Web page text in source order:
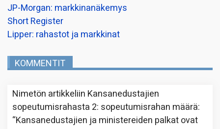
JP-Morgan: markkinanäkemys
Short Register
Lipper: rahastot ja markkinat
KOMMENTIT
Nimetön artikkeliin Kansanedustajien
sopeutumisrahasta 2: sopeutumisrahan määrä:
“Kansanedustajien ja ministereiden palkat ovat